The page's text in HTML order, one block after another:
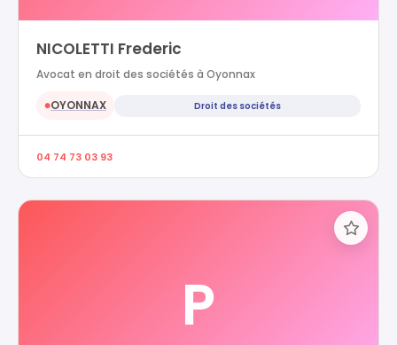
NICOLETTI Frederic
Avocat en droit des sociétés à Oyonnax
●OYONNAX Droit des sociétés
04 74 73 03 93
P